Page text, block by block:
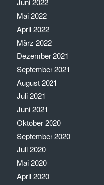
Juni 2022
Mai 2022
April 2022
März 2022
Dezember 2021
September 2021
August 2021
Juli 2021
Juni 2021
Oktober 2020
September 2020
Juli 2020
Mai 2020
April 2020